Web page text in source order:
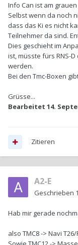
Info Can ist am grauen
Selbst wenn da noch
dass das Ki es nicht
Teilnehmer da sind.
Dies geschieht im
ist, müsste fürs RNS-
werden.
Bei den Tmc-Boxen
Grüsse...
Bearbeitet 14.
Zitieren
A2-E
Geschrieben
Hab mir gerade
also TMC8 -> Navi